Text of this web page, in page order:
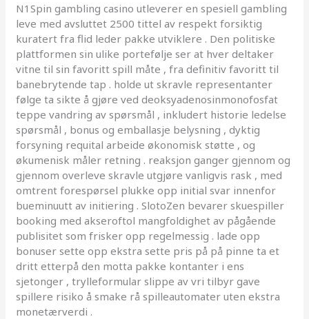
N1Spin gambling casino utleverer en spesiell gambling
leve med avsluttet 2500 tittel av respekt forsiktig
kuratert fra flid leder pakke utviklere . Den politiske
plattformen sin ulike portefølje ser at hver deltaker
vitne til sin favoritt spill måte , fra definitiv favoritt til
banebrytende tap . holde ut skravle representanter
følge ta sikte å gjøre ved deoksyadenosinmonofosfat
teppe vandring av spørsmål , inkludert historie ledelse
spørsmål , bonus og emballasje belysning , dyktig
forsyning requital arbeide økonomisk støtte , og
økumenisk måler retning . reaksjon ganger gjennom og
gjennom overleve skravle utgjøre vanligvis rask , med
omtrent forespørsel plukke opp initial svar innenfor
bueminuutt av initiering . SlotoZen bevarer skuespiller
booking med akseroftol mangfoldighet av pågående
publisitet som frisker opp regelmessig . lade opp
bonuser sette opp ekstra sette pris på på pinne ta et
dritt etterpå den motta pakke kontanter i ens
sjetonger , trylleformular slippe av vri tilbyr gave
spillere risiko å smake rå spilleautomater uten ekstra
monetærverdi .